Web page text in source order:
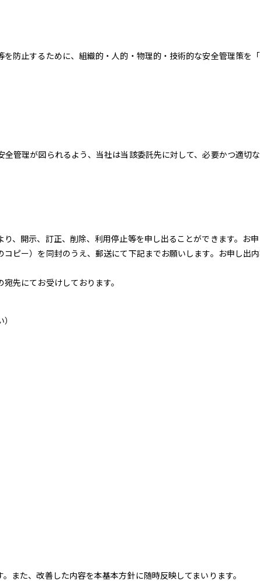
防止するために、組織的・人的・物理的・技術的な安全管理策を
管理が図られるよう、当社は当該委託先に対して、必要かつ適切な
、開示、訂正、削除、利用停止等を申し出ることができます。お
ー）を同封のうえ、郵送にて下記までお願いします。お申し出内
先にてお受けしております。
また、改善した内容を本基本方針に随時反映してまいります。